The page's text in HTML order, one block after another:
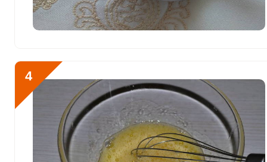
Медь 365.9 мкг
Рубидий
Селен 137 мкг
158.3 мкг
10.2 мкг
4